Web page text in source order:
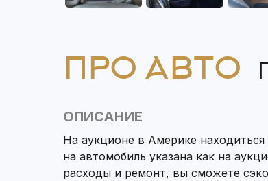
ПРО АВТО
ОПИСАНИЕ
На аукционе в Америке
на автомобиль указана как на
расходы и ремонт, вы сможете